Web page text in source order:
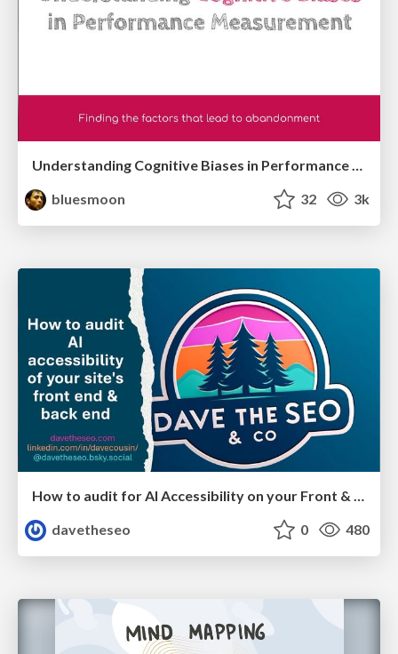
Understanding Cognitive Biases in Performance Measurement
bluesmoon
32 3k
How to audit for AI Accessibility on your Front & Back End
davetheseo
0 480